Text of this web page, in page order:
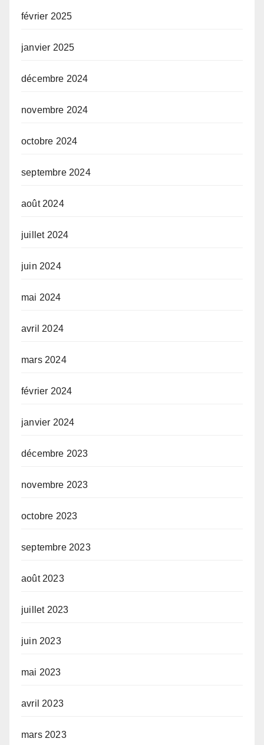
février 2025
janvier 2025
décembre 2024
novembre 2024
octobre 2024
septembre 2024
août 2024
juillet 2024
juin 2024
mai 2024
avril 2024
mars 2024
février 2024
janvier 2024
décembre 2023
novembre 2023
octobre 2023
septembre 2023
août 2023
juillet 2023
juin 2023
mai 2023
avril 2023
mars 2023